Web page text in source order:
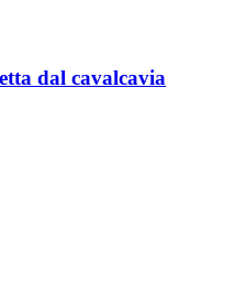
dal cavalcavia